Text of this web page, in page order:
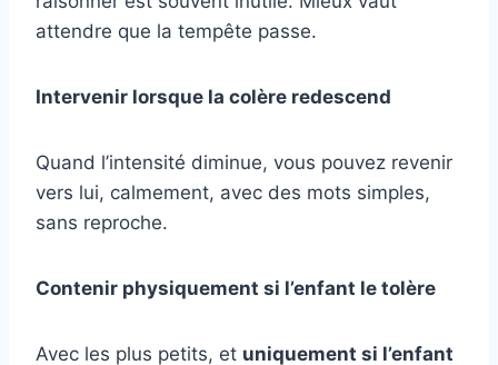
attendre que la tempête passe.
Intervenir lorsque la colère redescend
Quand l’intensité diminue, vous pouvez revenir
vers lui, calmement, avec des mots simples,
sans reproche.
Contenir physiquement si l’enfant le tolère
Avec les plus petits, et uniquement si l’enfant